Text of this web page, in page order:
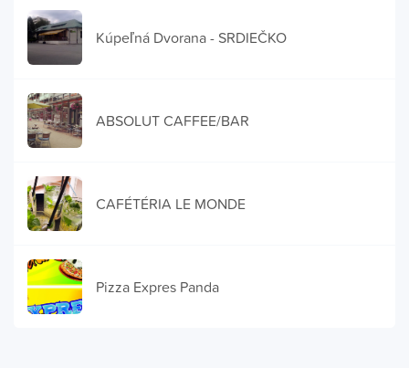
Kúpeľná Dvorana - SRDIEČKO
ABSOLUT CAFFEE/BAR
CAFÉTÉRIA LE MONDE
Pizza Expres Panda